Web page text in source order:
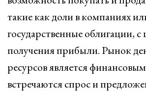
такие как доли в компаниях
государственные облигации, с
получения прибыли. Рынок
ресурсов является
встречаются спрос и